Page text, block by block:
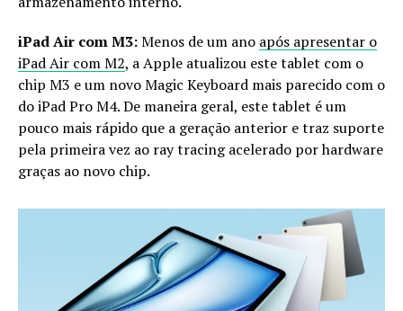
iPad Air com M3:Menos de um ano após apresentar o
iPad Air com M2, a Apple atualizou este tablet com o
chip M3 e um novo Magic Keyboard mais parecido com o
do iPad Pro M4. De maneira geral, este tablet é um
pouco mais rápido que a geração anterior e traz suporte
pela primeira vez ao ray tracing acelerado por hardware
graças ao novo chip.